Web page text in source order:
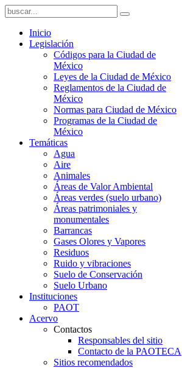
Inicio
Legislación
Códigos para la Ciudad de
México
Leyes de la Ciudad de México
Reglamentos de la Ciudad de
México
Normas para Ciudad de México
Programas de la Ciudad de
México
Temáticas
Agua
Aire
Animales
Áreas de Valor Ambiental
Áreas verdes (suelo urbano)
Áreas patrimoniales y
monumentales
Barrancas
Gases Olores y Vapores
Residuos
Ruido y vibraciones
Suelo de Conservación
Suelo Urbano
Instituciones
PAOT
Acervo
Contactos
Responsables del sitio
Contacto de la PAOTECA
Sitios recomendados